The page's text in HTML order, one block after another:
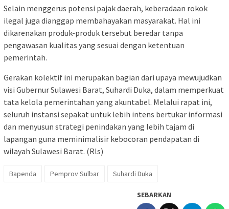
Selain menggerus potensi pajak daerah, keberadaan rokok
ilegal juga dianggap membahayakan masyarakat. Hal ini
dikarenakan produk-produk tersebut beredar tanpa
pengawasan kualitas yang sesuai dengan ketentuan
pemerintah.
Gerakan kolektif ini merupakan bagian dari upaya mewujudkan
visi Gubernur Sulawesi Barat, Suhardi Duka, dalam memperkuat
tata kelola pemerintahan yang akuntabel. Melalui rapat ini,
seluruh instansi sepakat untuk lebih intens bertukar informasi
dan menyusun strategi penindakan yang lebih tajam di
lapangan guna meminimalisir kebocoran pendapatan di
wilayah Sulawesi Barat. (Rls)
Bapenda Pemprov Sulbar Suhardi Duka
SEBARKAN